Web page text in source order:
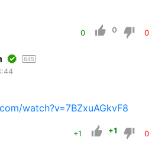
0 0 0
645
watch?v=7BZxuAGkvF8
+1 +1 0